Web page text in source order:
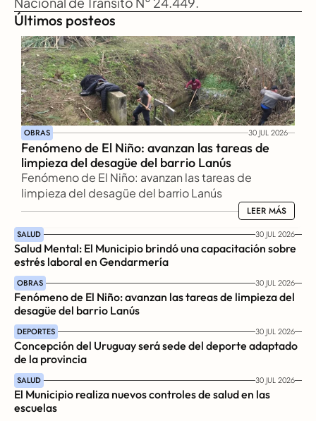
Últimos posteos
OBRAS 30 JUL 2026
Fenómeno de El Niño: avanzan las tareas de
limpieza del desagüe del barrio Lanús
Fenómeno de El Niño: avanzan las tareas de
limpieza del desagüe del barrio Lanús
LEER MÁS
LEER MÁS
SALUD 30 JUL 2026
Salud Mental: El Municipio brindó una capacitación sobre
estrés laboral en Gendarmería
OBRAS 30 JUL 2026
Fenómeno de El Niño: avanzan las tareas de limpieza del
desagüe del barrio Lanús
DEPORTES 30 JUL 2026
Concepción del Uruguay será sede del deporte adaptado
de la provincia
SALUD 30 JUL 2026
El Municipio realiza nuevos controles de salud en las
escuelas